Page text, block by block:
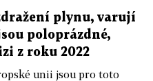
plynu, varují
poloprázdné,
z roku 2022
unii jsou pro toto